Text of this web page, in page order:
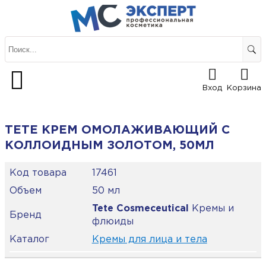
Вход Корзина
TETE КРЕМ ОМОЛАЖИВАЮЩИЙ С
КОЛЛОИДНЫМ ЗОЛОТОМ, 50МЛ
Код товара
17461
Объем
50 мл
Бренд
Tete Cosmeceutical
Кремы и
флюиды
Каталог
Кремы для лица и тела